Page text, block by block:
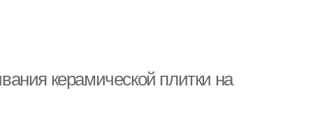
керамической плитки на